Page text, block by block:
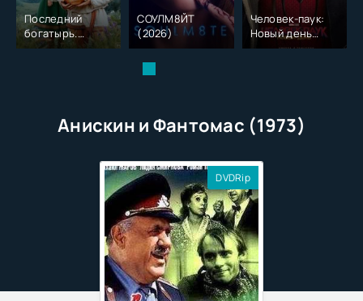
Последний
богатырь.
Колобок (2026)
СОУЛМ8ЙТ
(2026)
Человек-паук:
Новый день
(2026)
Анискин и Фантомас (1973)
DVDRip